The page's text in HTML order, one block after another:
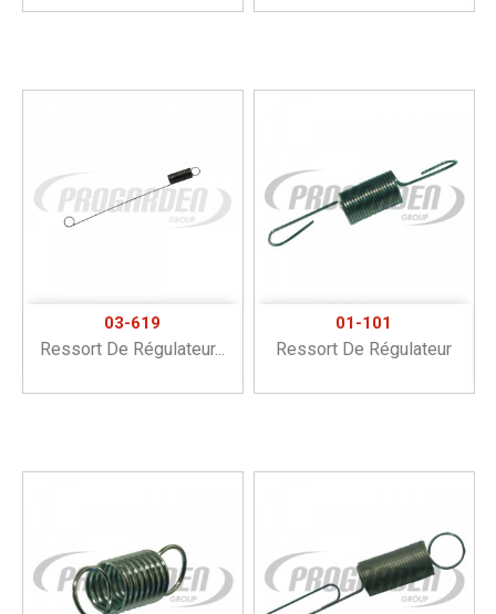
03-619
Ressort De Régulateur...
01-101
Ressort De Régulateur